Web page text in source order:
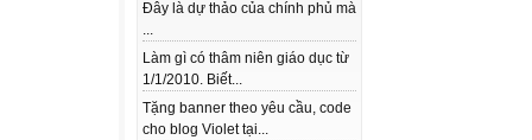
Đây là dự thảo của chính phủ mà
...
Làm gì có thâm niên giáo dục từ
1/1/2010. Biết...
Tặng banner theo yêu cầu, code
cho blog Violet tại...